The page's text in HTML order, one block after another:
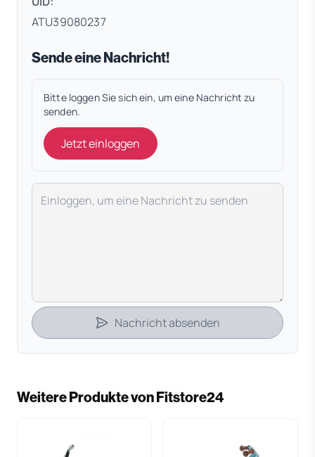
ATU39080237
Sende eine Nachricht!
Bitte loggen Sie sich ein, um eine Nachricht zu
senden.
Jetzt einloggen
Deine Nachricht
Nachricht absenden
Weitere Produkte von Fitstore24